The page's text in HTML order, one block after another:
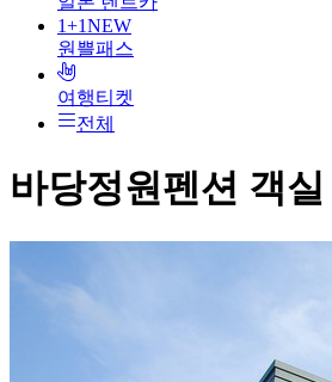
1+1NEW
원쁠패스
여행티켓
전체
바당정원펜션 객